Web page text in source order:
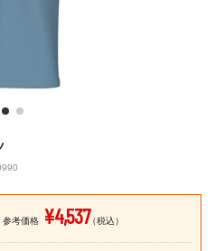
参考価格 ¥4,537（税込）